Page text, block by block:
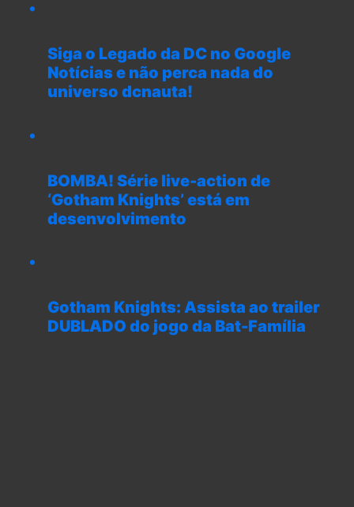
Siga o Legado da DC no Google
Notícias e não perca nada do
universo dcnauta!
BOMBA! Série live-action de
‘Gotham Knights’ está em
desenvolvimento
Gotham Knights: Assista ao trailer
DUBLADO do jogo da Bat-Família